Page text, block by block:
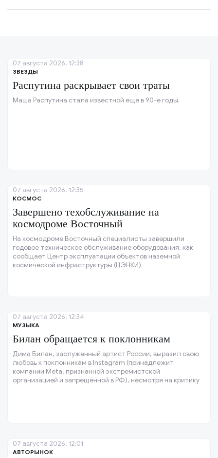
ЗВЕЗДЫ
Распутина раскрывает свои траты
Маша Распутина стала известной ещё в 90-е годы.
07 августа 2026, 12:38
КОСМОС
Завершено техобслуживание на
космодроме Восточный
На космодроме Восточный специалисты завершили
годовое техническое обслуживание оборудования, как
сообщает Центр эксплуатации объектов наземной
космической инфраструктуры (ЦЭНКИ).
07 августа 2026, 12:35
МУЗЫКА
Билан обращается к поклонникам
Дима Билан, заслуженный артист России, выразил свою
любовь к поклонникам в Instagram (принадлежит
компании Meta, признанной экстремистской
организацией и запрещённой в РФ), несмотря на критику
07 августа 2026, 12:34
АВТОРЫНОК
07 августа 2026, 12:01